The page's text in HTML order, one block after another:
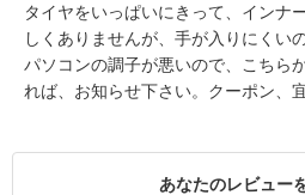
タイヤをいっぱいにきって、インナ
しくありませんが、手が入りにくい
パソコンの調子が悪いので、こちら
れば、お知らせ下さい。クーポン、
あなたのレビュー